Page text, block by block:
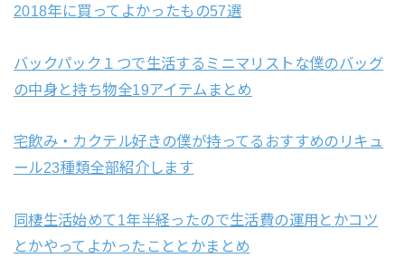
2018年に買ってよかったもの57選
バックパック１つで生活するミニマリストな僕のバッグ
の中身と持ち物全19アイテムまとめ
宅飲み・カクテル好きの僕が持ってるおすすめのリキュ
ール23種類全部紹介します
同棲生活始めて1年半経ったので生活費の運用とかコツ
とかやってよかったこととかまとめ